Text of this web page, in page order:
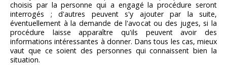
choisis par la personne qui a engagé la procédure seront
interrogés ; d'autres peuvent s'y ajouter par la suite,
éventuellement à la demande de l'avocat ou des juges, si la
procédure laisse apparaître qu'ils peuvent avoir des
informations intéressantes à donner. Dans tous les cas, mieux
vaut que ce soient des personnes qui connaissent bien la
situation.